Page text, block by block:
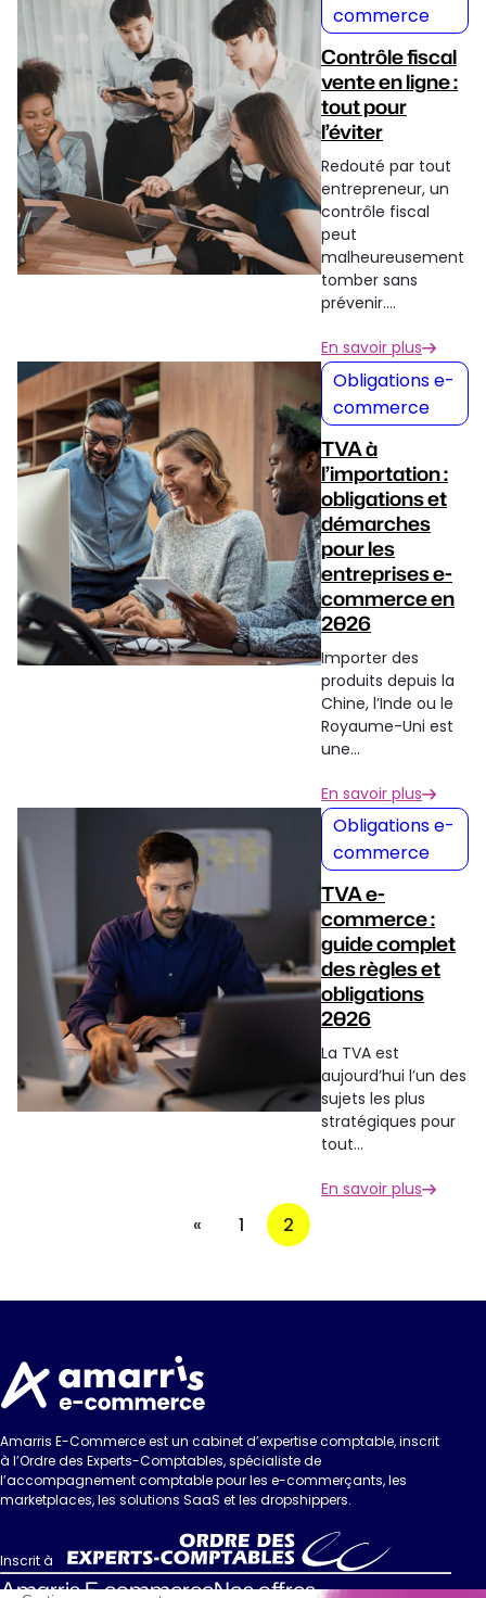
commerce
Contrôle fiscal
vente en ligne :
tout pour
l’éviter
Redouté par tout
entrepreneur, un
contrôle fiscal
peut
malheureusement
tomber sans
prévenir.…
En savoir plus
Obligations e-
commerce
TVA à
l’importation :
obligations et
démarches
pour les
entreprises e-
commerce en
2026
Importer des
produits depuis la
Chine, l’Inde ou le
Royaume-Uni est
une…
En savoir plus
Obligations e-
commerce
TVA e-
commerce :
guide complet
des règles et
obligations
2026
La TVA est
aujourd’hui l’un des
sujets les plus
stratégiques pour
tout…
En savoir plus
« 1 2
Amarris E-Commerce est un cabinet d’expertise comptable, inscrit
à l’Ordre des Experts-Comptables, spécialiste de
l’accompagnement comptable pour les e-commerçants, les
marketplaces, les solutions SaaS et les dropshippers.
Inscrit à
Amarris E-commerceNos offres